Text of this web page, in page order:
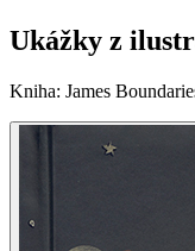
Ukážky z
Kniha: James